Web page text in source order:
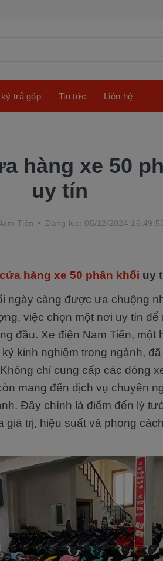
trả góp Tin tức Liên hệ
hàng xe 50
uy tín
Tiến Đăng lúc: 05/12/2024
cửa hàng xe 50 phân khối uy
ngày càng được ưa chuộng
việc chọn một nơi uy tín để
đầu. Xe điện Nam Tiến, một
kinh nghiệm trong ngành,
chỉ cung cấp các dòng
mang đến dịch vụ chuyên
Đây chính là điểm đến lý
giá trị, hiệu suất và phong